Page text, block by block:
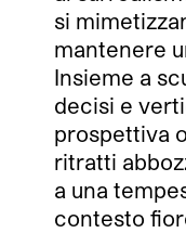
si
mantenere
Insieme a
decisi e
prospettiva
ritratti
a una
contesto